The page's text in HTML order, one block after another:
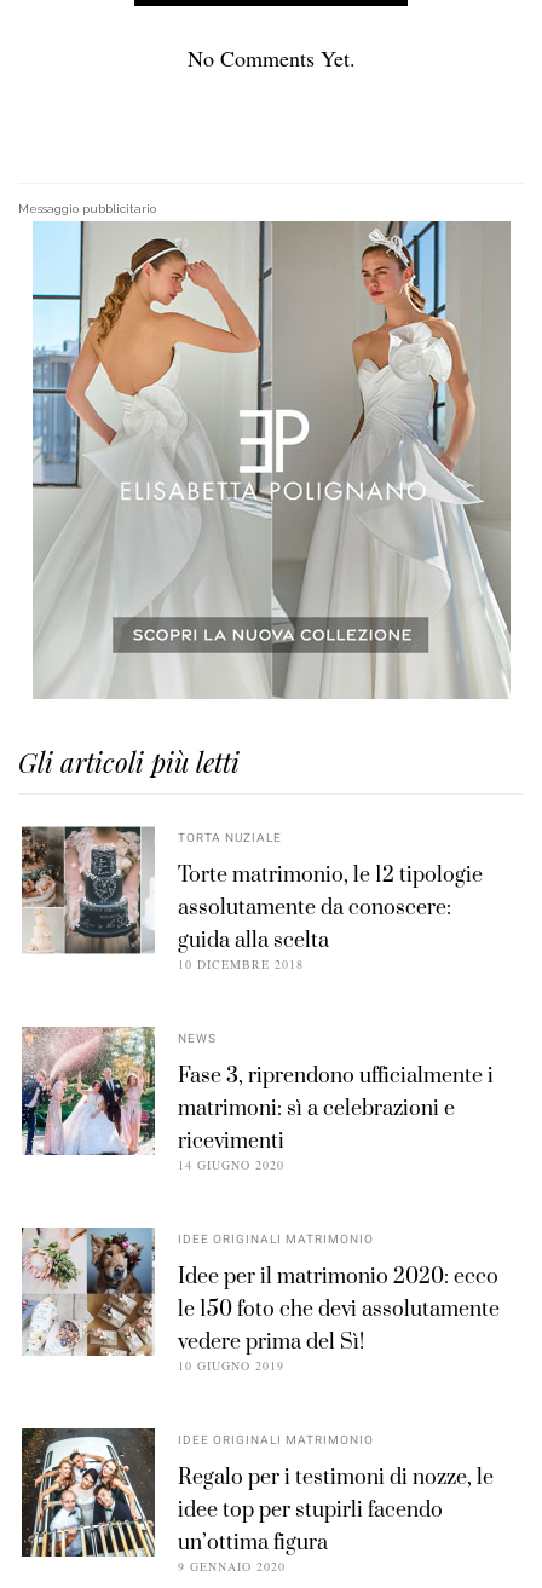
No Comments Yet.
Messaggio pubblicitario
Gli articoli più letti
TORTA NUZIALE
Torte matrimonio, le 12 tipologie
assolutamente da conoscere:
guida alla scelta
10 DICEMBRE 2018
NEWS
Fase 3, riprendono ufficialmente i
matrimoni: sì a celebrazioni e
ricevimenti
14 GIUGNO 2020
IDEE ORIGINALI MATRIMONIO
Idee per il matrimonio 2020: ecco
le 150 foto che devi assolutamente
vedere prima del Sì!
10 GIUGNO 2019
IDEE ORIGINALI MATRIMONIO
Regalo per i testimoni di nozze, le
idee top per stupirli facendo
un’ottima figura
9 GENNAIO 2020